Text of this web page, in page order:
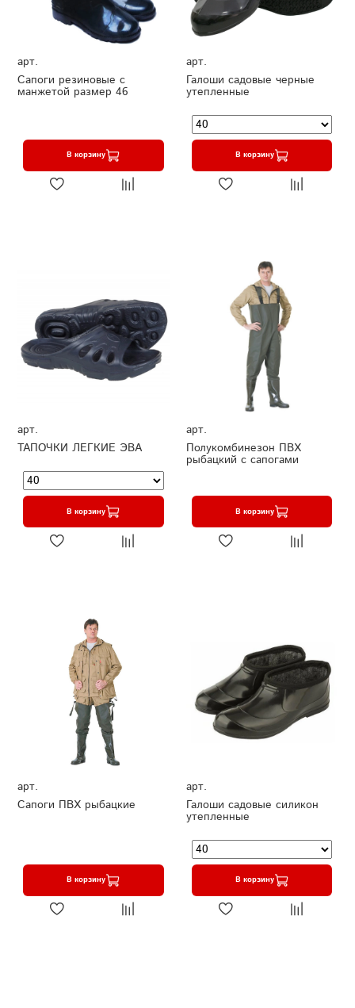
арт.
Сапоги резиновые с
манжетой размер 46
В корзину
арт.
Галоши садовые черные
утепленные
В корзину
арт.
ТАПОЧКИ ЛЕГКИЕ ЭВА
В корзину
арт.
Полукомбинезон ПВХ
рыбацкий с сапогами
В корзину
арт.
Сапоги ПВХ рыбацкие
В корзину
арт.
Галоши садовые силикон
утепленные
В корзину